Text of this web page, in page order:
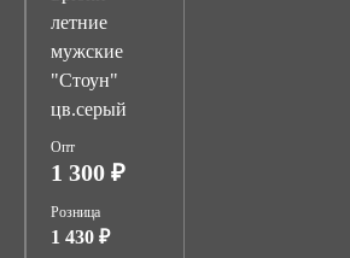
летние
мужские
"Стоун"
цв.серый
Опт
1 300 ₽
Розница
1 430 ₽